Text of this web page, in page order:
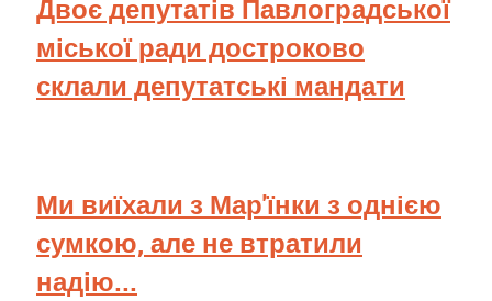
Двоє депутатів Павлоградської
міської ради достроково
склали депутатські мандати
Ми виїхали з Мар'їнки з однією
сумкою, але не втратили
надію...